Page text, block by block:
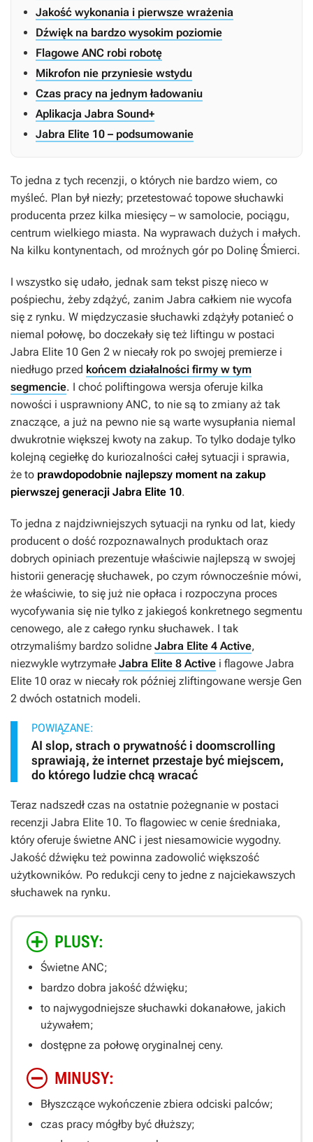
Jakość wykonania i pierwsze wrażenia
Dźwięk na bardzo wysokim poziomie
Flagowe ANC robi robotę
Mikrofon nie przyniesie wstydu
Czas pracy na jednym ładowaniu
Aplikacja Jabra Sound+
Jabra Elite 10 – podsumowanie
To jedna z tych recenzji, o których nie bardzo wiem, co
myśleć. Plan był niezły; przetestować topowe słuchawki
producenta przez kilka miesięcy – w samolocie, pociągu,
centrum wielkiego miasta. Na wyprawach dużych i małych.
Na kilku kontynentach, od mroźnych gór po Dolinę Śmierci.
I wszystko się udało, jednak sam tekst piszę nieco w
pośpiechu, żeby zdążyć, zanim Jabra całkiem nie wycofa
się z rynku. W międzyczasie słuchawki zdążyły potanieć o
niemal połowę, bo doczekały się też liftingu w postaci
Jabra Elite 10 Gen 2 w niecały rok po swojej premierze i
niedługo przed końcem działalności firmy w tym
segmencie. I choć poliftingowa wersja oferuje kilka
nowości i usprawniony ANC, to nie są to zmiany aż tak
znaczące, a już na pewno nie są warte wysupłania niemal
dwukrotnie większej kwoty na zakup. To tylko dodaje tylko
kolejną cegiełkę do kuriozalności całej sytuacji i sprawia,
że to prawdopodobnie najlepszy moment na zakup
pierwszej generacji Jabra Elite 10.
To jedna z najdziwniejszych sytuacji na rynku od lat, kiedy
producent o dość rozpoznawalnych produktach oraz
dobrych opiniach prezentuje właściwie najlepszą w swojej
historii generację słuchawek, po czym równocześnie mówi,
że właściwie, to się już nie opłaca i rozpoczyna proces
wycofywania się nie tylko z jakiegoś konkretnego segmentu
cenowego, ale z całego rynku słuchawek. I tak
otrzymaliśmy bardzo solidne Jabra Elite 4 Active,
niezwykle wytrzymałe Jabra Elite 8 Active i flagowe Jabra
Elite 10 oraz w niecały rok później zliftingowane wersje Gen
2 dwóch ostatnich modeli.
POWIĄZANE:
AI slop, strach o prywatność i doomscrolling
sprawiają, że internet przestaje być miejscem,
do którego ludzie chcą wracać
Teraz nadszedł czas na ostatnie pożegnanie w postaci
recenzji Jabra Elite 10. To flagowiec w cenie średniaka,
który oferuje świetne ANC i jest niesamowicie wygodny.
Jakość dźwięku też powinna zadowolić większość
użytkowników. Po redukcji ceny to jedne z najciekawszych
słuchawek na rynku.
PLUSY:
Świetne ANC;
bardzo dobra jakość dźwięku;
to najwygodniejsze słuchawki dokanałowe, jakich
używałem;
dostępne za połowę oryginalnej ceny.
MINUSY:
Błyszczące wykończenie zbiera odciski palców;
czas pracy mógłby być dłuższy;